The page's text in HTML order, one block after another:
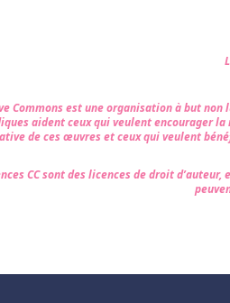
Commons est une organisation à but
aident ceux qui veulent encourager
de ces œuvres et ceux qui veulent
CC sont des licences de droit